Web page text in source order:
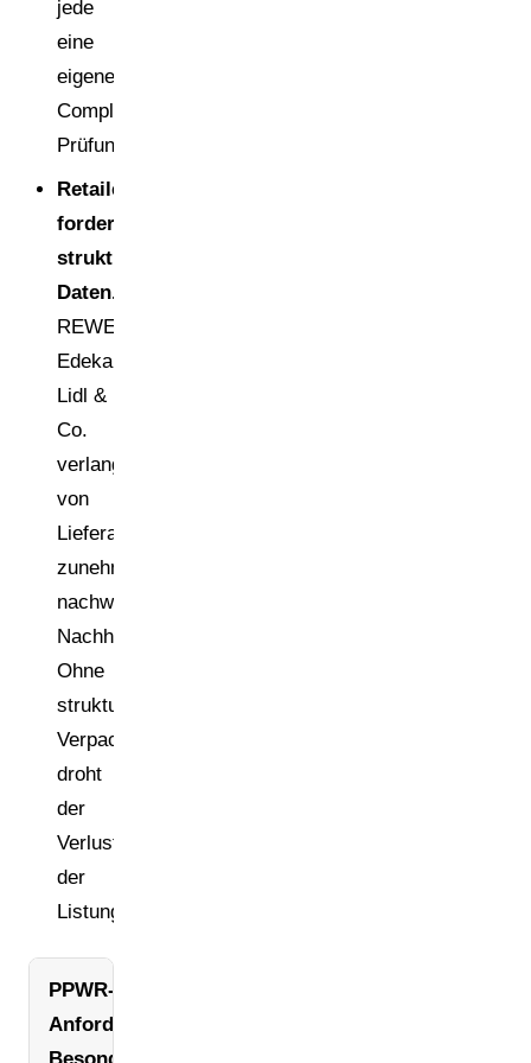
jede
eine
eigene
Compliance-
Prüfung.
Retailer
fordern
strukturierte
Daten.
REWE,
Edeka,
Lidl &
Co.
verlangen
von
Lieferanten
zunehmend
nachweisbare
Nachhaltigkeitsdaten.
Ohne
strukturierte
Verpackungsdaten
droht
der
Verlust
der
Listung.
PPWR-
Anforderungen:
Besonderheiten